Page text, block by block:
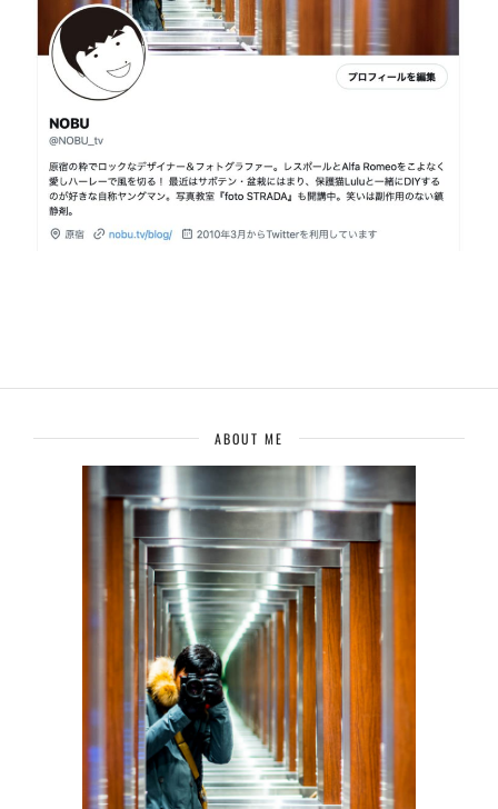
ABOUT ME